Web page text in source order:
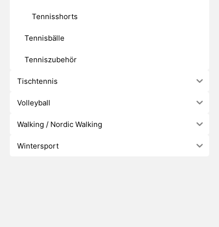
Tennisshorts
Tennisbälle
Tenniszubehör
Tischtennis
Volleyball
Walking / Nordic Walking
Wintersport